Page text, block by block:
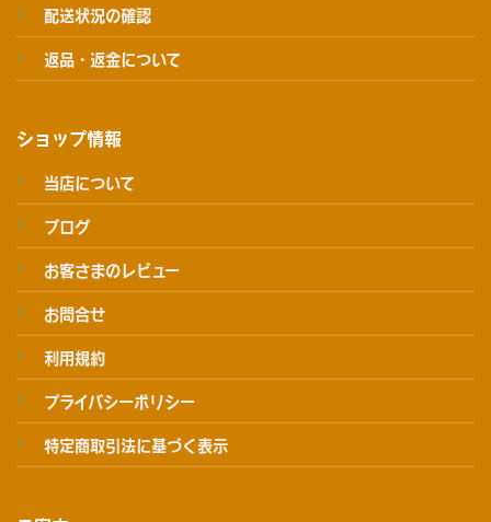
配送状況の確認
返品・返金について
ショップ情報
当店について
ブログ
お客さまのレビュー
お問合せ
利用規約
プライバシーポリシー
特定商取引法に基づく表示